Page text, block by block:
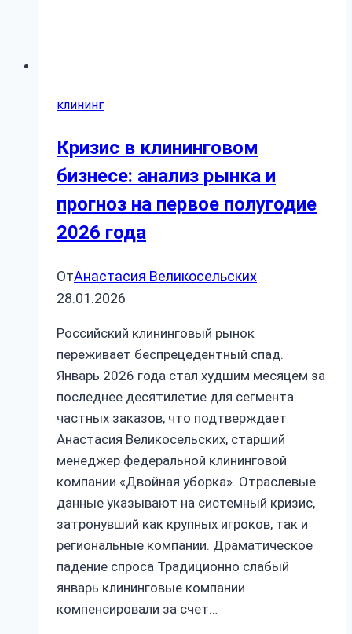
клининг
Кризис в клининговом
бизнесе: анализ рынка и
прогноз на первое полугодие
2026 года
ОтАнастасия Великосельских
28.01.2026
Российский клининговый рынок
переживает беспрецедентный спад.
Январь 2026 года стал худшим месяцем за
последнее десятилетие для сегмента
частных заказов, что подтверждает
Анастасия Великосельских, старший
менеджер федеральной клининговой
компании «Двойная уборка». Отраслевые
данные указывают на системный кризис,
затронувший как крупных игроков, так и
региональные компании. Драматическое
падение спроса Традиционно слабый
январь клининговые компании
компенсировали за счет…